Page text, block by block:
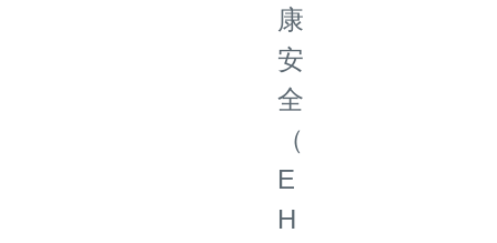
康
安
全
（
E
H